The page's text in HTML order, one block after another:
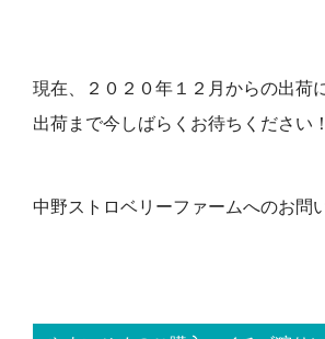
現在、２０２０年１２月からの出荷
出荷まで今しばらくお待ちください！
中野ストロベリーファームへのお問